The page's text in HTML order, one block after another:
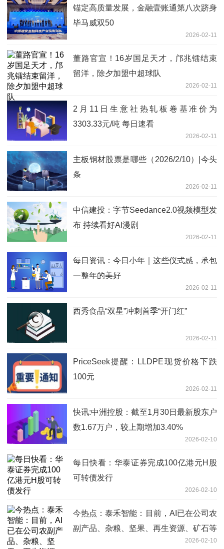
​锚定高质量发展，金融壹账通第八次跻身
毕马威双50
2026-02-11
董路官宣！16岁国足天才，邝兆镭结束
留洋，除夕加盟中超球队
2026-02-11
2月11日生意社热轧板卷基准价为
3303.33元/吨 每日速看
2026-02-11
主板钢材股票是哪些（2026/2/10）|今头
条
2026-02-11
中信建投：字节Seedance2.0视频模型发
布 持续看好AI漫剧
2026-02-11
每日资讯：今日小年｜这些仪式感，承包
一整年的美好
2026-02-11
西秀食品“双星”冲刺首季“开门红”
2026-02-11
PriceSeek提醒：LLDPE现货价格下跌
100元
2026-02-11
快讯:中洲控股：截至1月30日最新股东户
数1.67万户，较上期增加3.40%
2026-02-10
每日快看：华泰证券完成100亿港元H股
可转债发行
2026-02-10
今热点：泰禾智能：目前，AI已在公司农
副产品、杂粮、坚果、再生资源、矿石等
2026-02-10